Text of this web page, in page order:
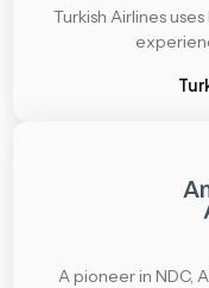
Turkish Airlines
A pioneer in NDC,